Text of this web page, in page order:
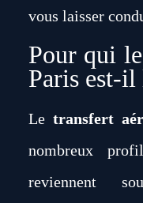
vous laisser
Pour qui
Paris est-
Le transfert
nombreux
reviennent